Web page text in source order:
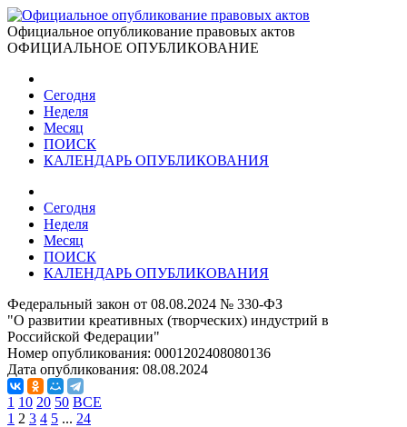
Официальное опубликование правовых актов
ОФИЦИАЛЬНОЕ ОПУБЛИКОВАНИЕ
Сегодня
Неделя
Месяц
ПОИСК
КАЛЕНДАРЬ ОПУБЛИКОВАНИЯ
Сегодня
Неделя
Месяц
ПОИСК
КАЛЕНДАРЬ ОПУБЛИКОВАНИЯ
Федеральный закон от 08.08.2024 № 330-ФЗ
"О развитии креативных (творческих) индустрий в
Российской Федерации"
Номер опубликования: 0001202408080136
Дата опубликования: 08.08.2024
1 10 20 50 ВСЕ
1 2 3 4 5 ... 24